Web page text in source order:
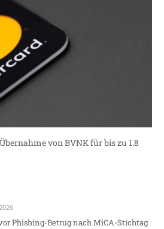
von BVNK für bis zu 1.8
Phishing-Betrug nach MiCA-Stichtag